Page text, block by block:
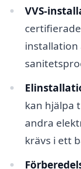
VVS-
installation
kan hjälpa
andra
krävs i ett